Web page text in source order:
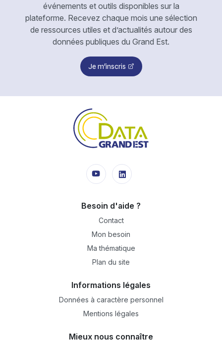
événements et outils disponibles sur la
plateforme. Recevez chaque mois une sélection
de ressources utiles et d’actualités autour des
données publiques du Grand Est.
Je m'inscris
Besoin d'aide ?
Contact
Mon besoin
Ma thématique
Plan du site
Informations légales
Données à caractère personnel
Mentions légales
Mieux nous connaître